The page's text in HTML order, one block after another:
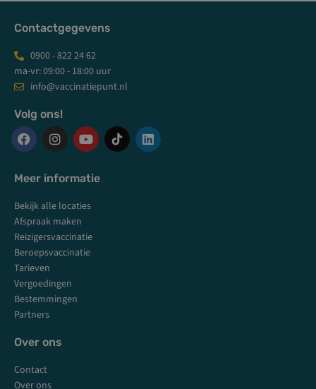
Contactgegevens
0900 - 822 24 62
ma-vr: 09:00 - 18:00 uur
info@vaccinatiepunt.nl
Volg ons!
F
c
e
b
o
o
k
I
s
t
a
g
r
a
m
Y
u
t
b
L
Meer informatie
Bekijk alle locaties
Afspraak maken
Reizigersvaccinatie
Beroepsvaccinatie
Tarieven
Vergoedingen
Bestemmingen
Partners
Over ons
Contact
Over ons